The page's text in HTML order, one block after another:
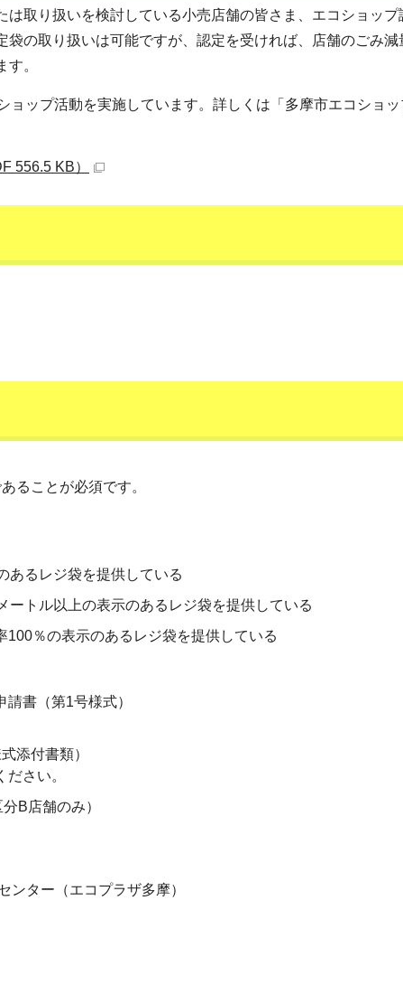
取り扱いを検討している小売店舗の皆さま、エコショップ
の取り扱いは可能ですが、認定を受ければ、店舗のごみ減
。
ップ活動を実施しています。詳しくは「多摩市エコショッ
556.5 KB）
ることが必須です。
あるレジ袋を提供している
ートル以上の表示のあるレジ袋を提供している
％の表示のあるレジ袋を提供している
書（第1号様式）
添付書類）
さい。
B店舗のみ）
ター（エコプラザ多摩）